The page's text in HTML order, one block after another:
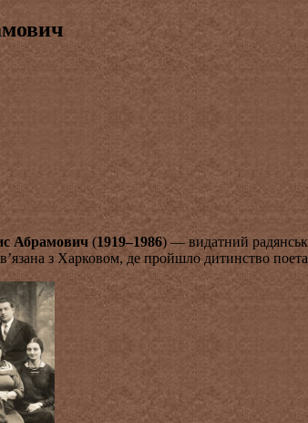
Абрамович (1919–1986) — видатний
з Харковом, де пройшло дитинство поета